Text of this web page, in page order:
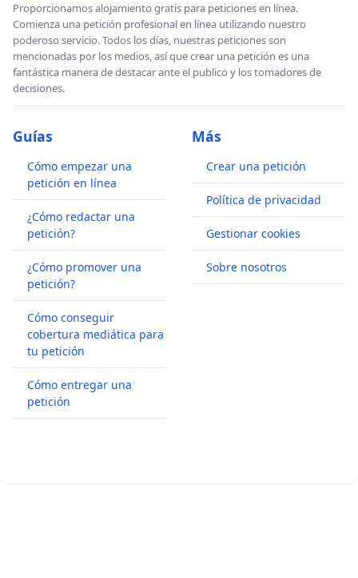
Proporcionamos alojamiento gratis para peticiones en línea.
Comienza una petición profesional en línea utilizando nuestro
poderoso servicio. Todos los días, nuestras peticiones son
mencionadas por los medios, así que crear una petición es una
fantástica manera de destacar ante el publico y los tomadores de
decisiones.
Guías
Cómo empezar una
petición en línea
¿Cómo redactar una
petición?
¿Cómo promover una
petición?
Cómo conseguir
cobertura mediática para
tu petición
Cómo entregar una
petición
Más
Crear una petición
Política de privacidad
Gestionar cookies
Sobre nosotros